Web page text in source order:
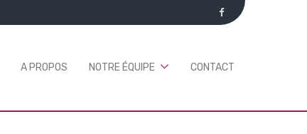
A PROPOS NOTRE ÉQUIPE CONTACT